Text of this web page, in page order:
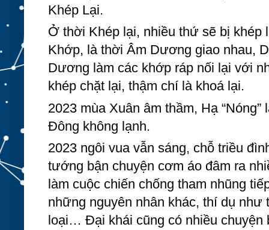
Khép Lại.
Ở thời Khép lại, nhiều thứ sẽ bị khép
Khớp, là thời Âm Dương giao nhau,
Dương làm các khớp ráp nối lại với
khép chặt lại, thậm chí là khoá lại.
2023 mùa Xuân âm thầm, Hạ
Đông không lạnh.
2023 ngôi vua vẫn sáng, chỗ triều
tướng bận chuyện cơm áo đâm ra
làm cuộc chiến chống tham nhũng
những nguyên nhân khác, thí dụ như
loại… Đại khái cũng có nhiều chuyện